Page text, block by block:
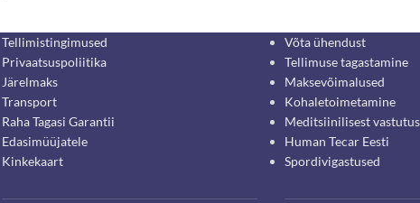
Tellimistingimused
Privaatsuspoliitika
Järelmaks
Transport
Raha Tagasi Garantii
Edasimüüjatele
Kinkekaart
Võta ühendust
Tellimuse tagastamine
Maksevõimalused
Kohaletoimetamine
Meditsiinilisest
Human Tecar Eesti
Spordivigastused